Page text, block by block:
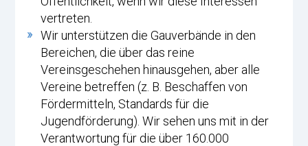
vertreten.
Wir unterstützen die Gauverbände in den
Bereichen, die über das reine
Vereinsgeschehen hinausgehen, aber alle
Vereine betreffen (z. B. Beschaffen von
Fördermitteln, Standards für die
Jugendförderung). Wir sehen uns mit in der
Verantwortung für die über 160.000